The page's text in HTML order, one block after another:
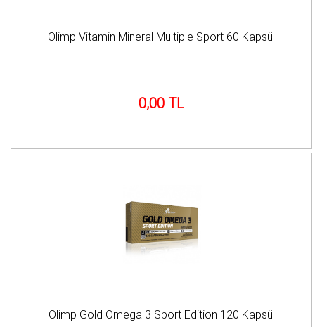
Olimp Vitamin Mineral Multiple Sport 60 Kapsül
0,00 TL
Olimp Gold Omega 3 Sport Edition 120 Kapsül